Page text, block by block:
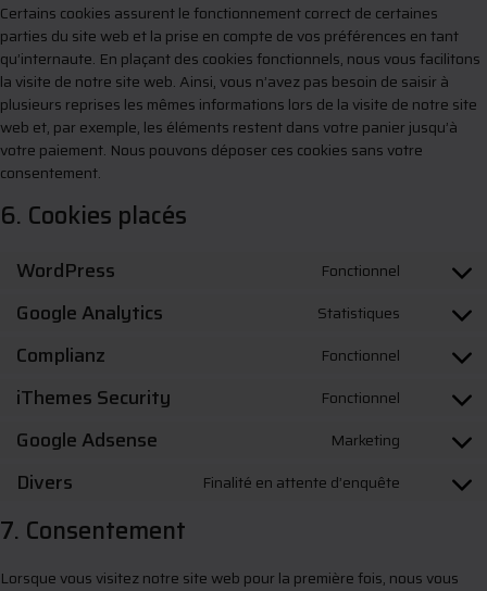
Certains cookies assurent le fonctionnement correct de certaines
parties du site web et la prise en compte de vos préférences en tant
qu’internaute. En plaçant des cookies fonctionnels, nous vous facilitons
la visite de notre site web. Ainsi, vous n’avez pas besoin de saisir à
plusieurs reprises les mêmes informations lors de la visite de notre site
web et, par exemple, les éléments restent dans votre panier jusqu’à
votre paiement. Nous pouvons déposer ces cookies sans votre
consentement.
6. Cookies placés
WordPress Fonctionnel
Consent
service
wordpress
Google Analytics Statistiques
Consent
service
google-
analytics
Complianz Fonctionnel
Consent
service
complianz
iThemes Security Fonctionnel
Consent
service
ithemes-
security
Google Adsense Marketing
Consent
service
Divers Finalité en attente d’enquête
Consent
7. Consentement
Lorsque vous visitez notre site web pour la première fois, nous vous